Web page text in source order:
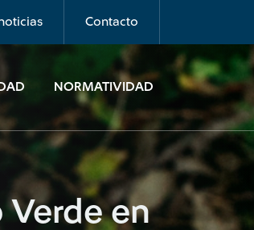
Contacto
NORMATIVIDAD
Verde en